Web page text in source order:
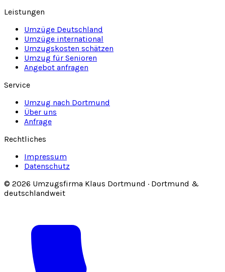
Leistungen
Umzüge Deutschland
Umzüge international
Umzugskosten schätzen
Umzug für Senioren
Angebot anfragen
Service
Umzug nach Dortmund
Über uns
Anfrage
Rechtliches
Impressum
Datenschutz
© 2026 Umzugsfirma Klaus Dortmund · Dortmund &
deutschlandweit